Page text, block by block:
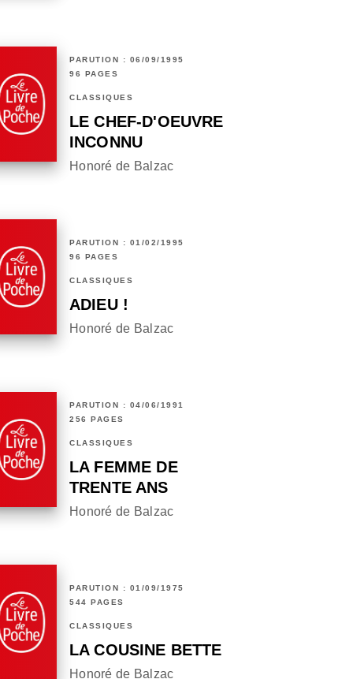
PARUTION : 06/09/1995
96 PAGES
CLASSIQUES
LE CHEF-D'OEUVRE
INCONNU
Honoré de Balzac
PARUTION : 01/02/1995
96 PAGES
CLASSIQUES
ADIEU !
Honoré de Balzac
PARUTION : 04/06/1991
256 PAGES
CLASSIQUES
LA FEMME DE
TRENTE ANS
Honoré de Balzac
PARUTION : 01/09/1975
544 PAGES
CLASSIQUES
LA COUSINE BETTE
Honoré de Balzac